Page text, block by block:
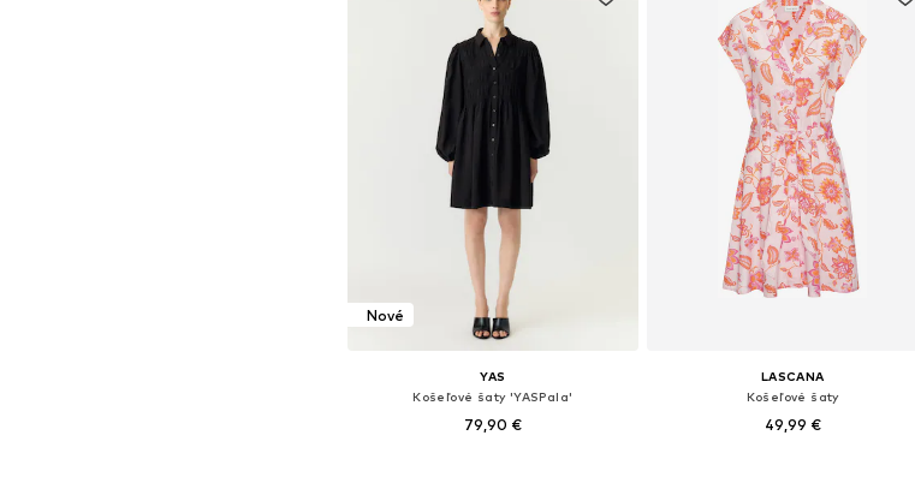
Nové
YAS
Košeľové šaty 'YASPala'
79,90 €
LASCANA
Košeľové šaty
49,99 €